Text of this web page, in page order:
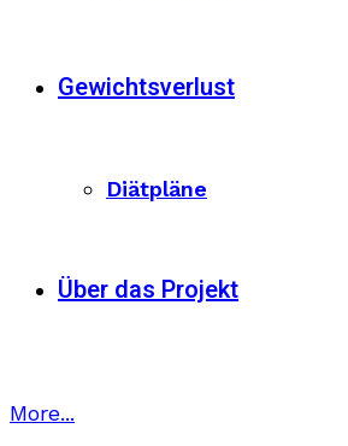
Gewichtsverlust
Diätpläne
Über das Projekt
More...